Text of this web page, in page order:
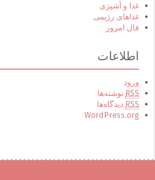
غذا و آشپزی
غذاهای رژیمی
فال امروز
اطلاعات
ورود
RSS نوشته‌ها
RSS دیدگاه‌ها
WordPress.org